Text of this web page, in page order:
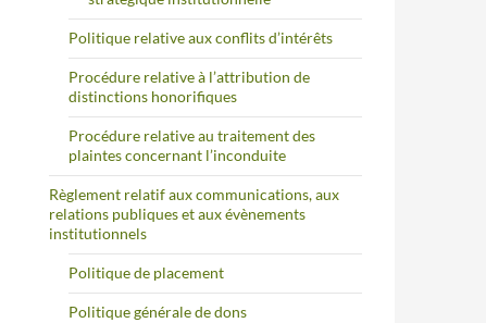
Politique relative aux conflits d’intérêts
Procédure relative à l’attribution de
distinctions honorifiques
Procédure relative au traitement des
plaintes concernant l’inconduite
Règlement relatif aux communications, aux
relations publiques et aux évènements
institutionnels
Politique de placement
Politique générale de dons